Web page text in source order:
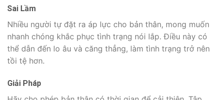
Sai Lầm
Nhiều người tự đặt ra áp lực cho bản thân, mong muốn
nhanh chóng khắc phục tình trạng nói lắp. Điều này có
thể dẫn đến lo âu và căng thẳng, làm tình trạng trở nên
tồi tệ hơn.
Giải Pháp